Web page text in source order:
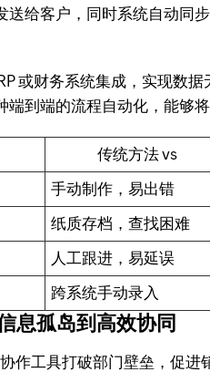
送给客户，同时系统自动同
或财务系统集成，实现数
端到端的流程自动化，能够
传统方法 vs
手动制作，易出错
纸质存档，查找困难
人工跟进，易延误
跨系统手动录入
息孤岛到高效协同
作工具打破部门壁垒，促